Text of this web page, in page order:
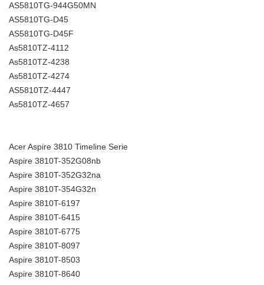
AS5810TG-944G50MN
AS5810TG-D45
AS5810TG-D45F
As5810TZ-4112
As5810TZ-4238
As5810TZ-4274
AS5810TZ-4447
As5810TZ-4657
Acer Aspire 3810 Timeline Serie
Aspire 3810T-352G08nb
Aspire 3810T-352G32na
Aspire 3810T-354G32n
Aspire 3810T-6197
Aspire 3810T-6415
Aspire 3810T-6775
Aspire 3810T-8097
Aspire 3810T-8503
Aspire 3810T-8640